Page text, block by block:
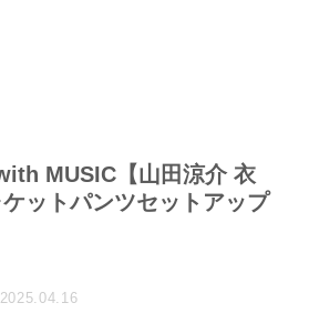
MUSIC【山田涼介 衣
ットパンツセットアップ
2025.04.16